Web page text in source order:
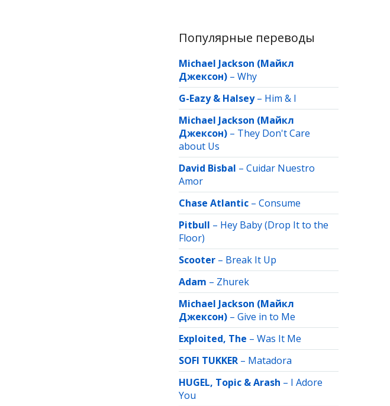
Популярные переводы
Michael Jackson (Майкл
Джексон) – Why
G-Eazy & Halsey– Him & I
Michael Jackson (Майкл
Джексон) – They Don't Care
about Us
David Bisbal – Cuidar Nuestro
Amor
Chase Atlantic – Consume
Pitbull – Hey Baby (Drop It to the
Floor)
Scooter – Break It Up
Adam – Zhurek
Michael Jackson (Майкл
Джексон) – Give in to Me
Exploited, The – Was It Me
SOFI TUKKER – Matadora
HUGEL, Topic & Arash – I Adore
You